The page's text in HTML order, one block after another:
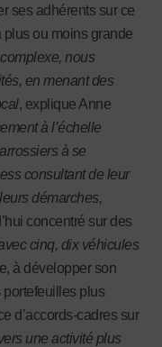
ses adhérents sur ce
ou moins grande
nous
en menant des
, explique Anne
à l’échelle
à se
consultant de leur
démarches,
concentré sur des
cinq, dix véhicules
à développer son
portefeuilles plus
d’accords-cadres sur
une activité plus